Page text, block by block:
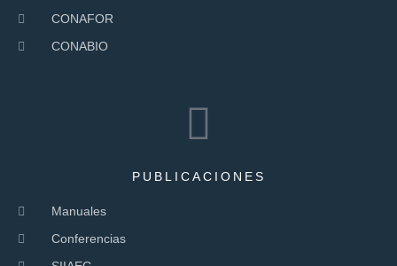
CONAFOR
CONABIO
PUBLICACIONES
Manuales
Conferencias